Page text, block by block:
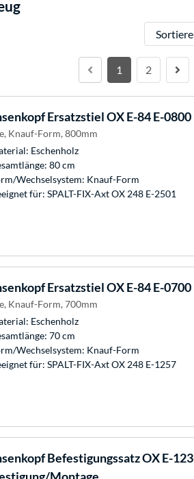
Sortieren
1 2
Ersatzstiel OX E-84 E-0800
Knauf-Form, 800mm
Eschenholz
80 cm
Wechselsystem: Knauf-Form
für: SPALT-FIX-Axt OX 248 E-2501
Ersatzstiel OX E-84 E-0700
Knauf-Form, 700mm
Eschenholz
70 cm
Wechselsystem: Knauf-Form
für: SPALT-FIX-Axt OX 248 E-1257
Befestigungssatz OX E-
Montage